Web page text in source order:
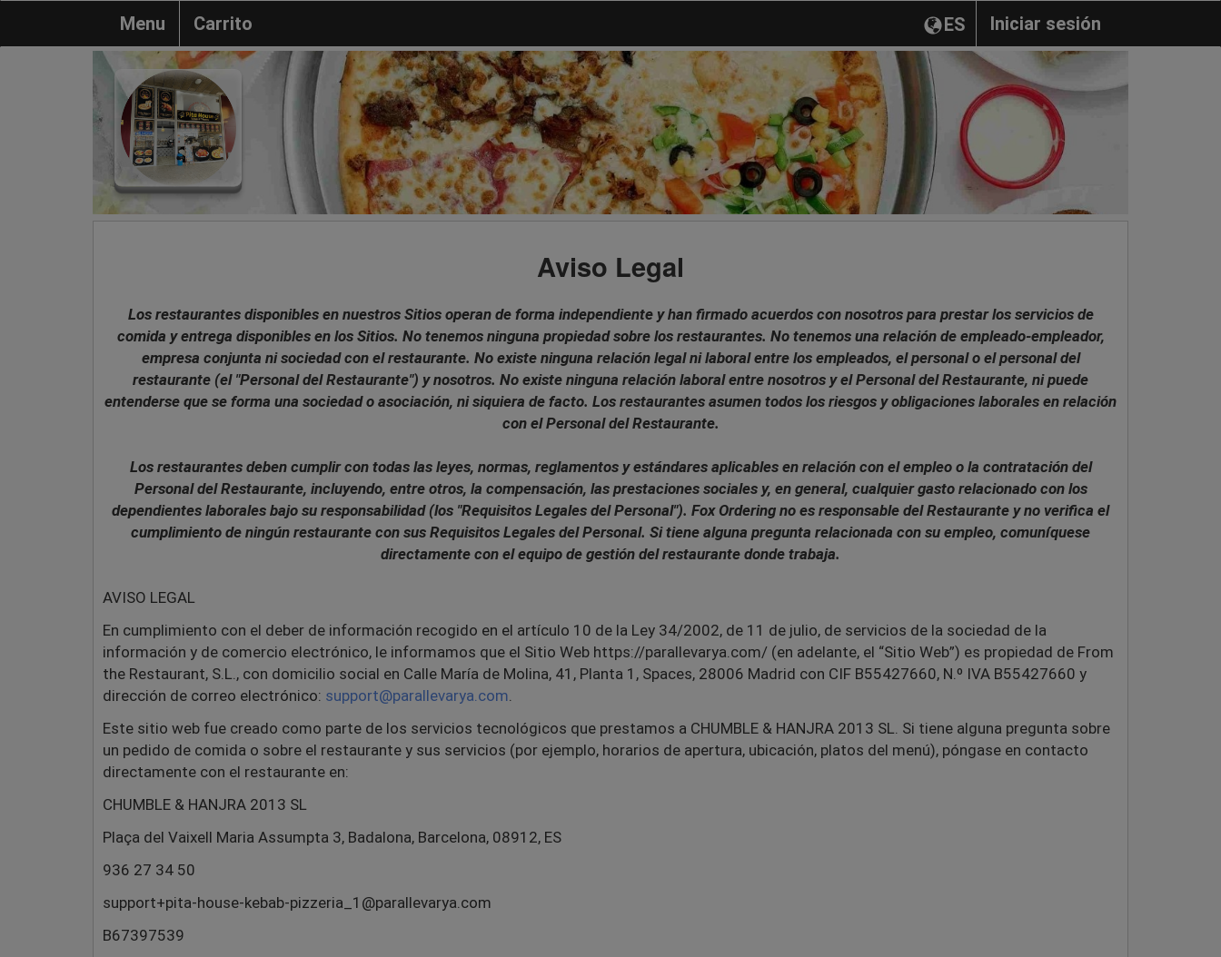
Iniciar sesión
ES
Menu Carrito
Aviso Legal
Los restaurantes disponibles en nuestros Sitios operan de forma independiente y han firmado acuerdos con nosotros para prestar los servicios de
comida y entrega disponibles en los Sitios. No tenemos ninguna propiedad sobre los restaurantes. No tenemos una relación de empleado-empleador,
empresa conjunta ni sociedad con el restaurante. No existe ninguna relación legal ni laboral entre los empleados, el personal o el personal del
restaurante (el "Personal del Restaurante") y nosotros. No existe ninguna relación laboral entre nosotros y el Personal del Restaurante, ni puede
entenderse que se forma una sociedad o asociación, ni siquiera de facto. Los restaurantes asumen todos los riesgos y obligaciones laborales en relación
con el Personal del Restaurante.
Los restaurantes deben cumplir con todas las leyes, normas, reglamentos y estándares aplicables en relación con el empleo o la contratación del
Personal del Restaurante, incluyendo, entre otros, la compensación, las prestaciones sociales y, en general, cualquier gasto relacionado con los
dependientes laborales bajo su responsabilidad (los "Requisitos Legales del Personal"). Fox Ordering no es responsable del Restaurante y no verifica el
cumplimiento de ningún restaurante con sus Requisitos Legales del Personal. Si tiene alguna pregunta relacionada con su empleo, comuníquese
directamente con el equipo de gestión del restaurante donde trabaja.
AVISO LEGAL
En cumplimiento con el deber de información recogido en el artículo 10 de la Ley 34/2002, de 11 de julio, de servicios de la sociedad de la
información y de comercio electrónico, le informamos que el Sitio Web https://parallevarya.com/ (en adelante, el “Sitio Web”) es propiedad de From
the Restaurant, S.L., con domicilio social en Calle María de Molina, 41, Planta 1, Spaces, 28006 Madrid con CIF B55427660, N.º IVA B55427660 y
dirección de correo electrónico: support@parallevarya.com
Este sitio web fue creado como parte de los servicios tecnológicos que prestamos a CHUMBLE & HANJRA 2013 SL Si tiene alguna pregunta sobre
un pedido de comida o sobre el restaurante y sus servicios (por ejemplo, horarios de apertura, ubicación, platos del menú), póngase en contacto
directamente con el restaurante en:
CHUMBLE & HANJRA 2013 SL
Plaça del Vaixell Maria Assumpta 3, Badalona, Barcelona, 08912, ES
936 27 34 50
support+pita-house-kebab-pizzeria_1@parallevarya.com
B67397539